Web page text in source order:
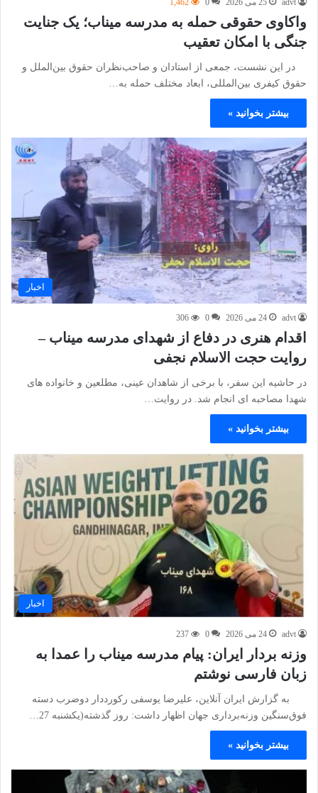
advt 25 می 2026 0
1,462
واکاوی حقوقی حمله به مدرسه میناب؛ یک جنایت
جنگی با امکان تعقیب‌
‌در این نشست، جمعی از استادان و صاحب‌نظران حقوق بین‌الملل و
حقوق کیفری بین‌المللی، ابعاد مختلف حمله به…
بیشتر بخوانید »
اخبار
advt 24 می 2026 0
306
اقدام هنری در دفاع از شهدای مدرسه میناب –
روایت حجت الاسلام نجفی
در حاشیه این سفر، با برخی از شاهدان عینی، مطلعین و خانواده های
شهدا مصاحبه ای انجام شد. در روایت…
بیشتر بخوانید »
اخبار
advt 24 می 2026 0
237
وزنه بردار ایران: پیام مدرسه میناب را عمدا به
زبان فارسی نوشتم
به گزارش ایران آنلاین، علیرضا یوسفی رکورددار دوضرب دسته
فوق‌سنگین وزنه‌برداری جهان اظهار داشت: روز گذشته(یکشنبه 27…
بیشتر بخوانید »